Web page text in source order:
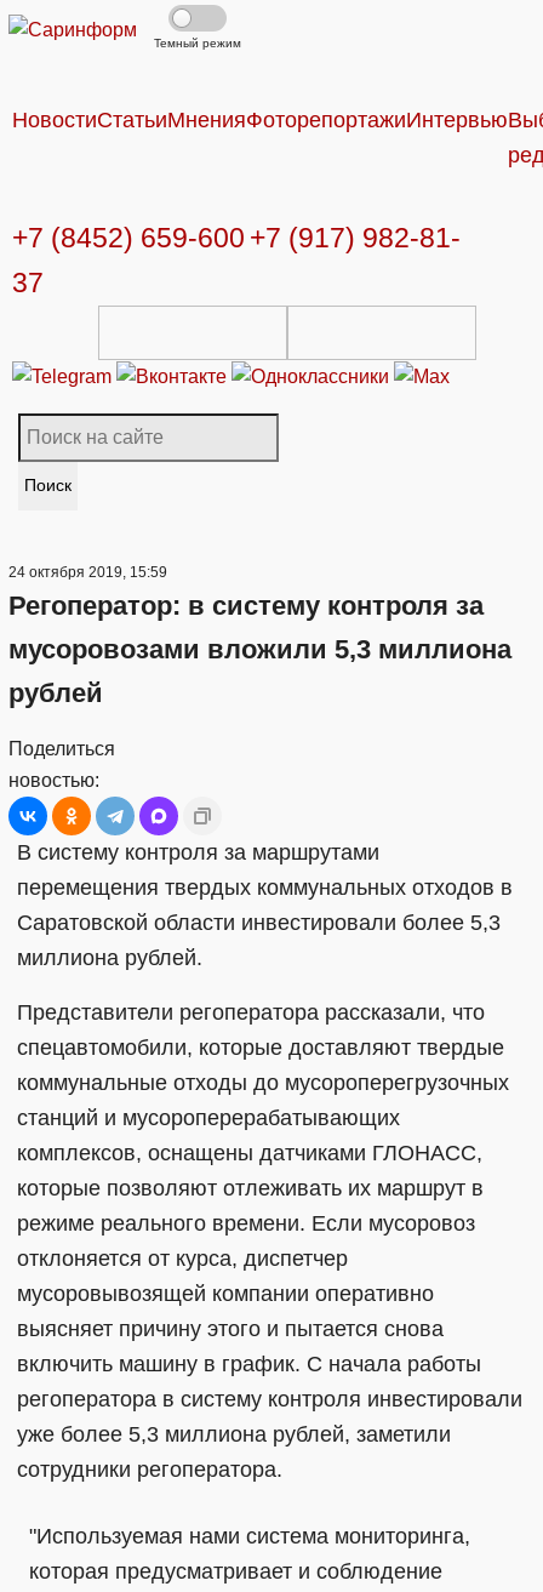
Темный режим
НовостиСтатьиМненияФоторепортажиИнтервью
+7 (8452) 659-600 +7 (917) 982-81-
37
Поиск
24 октября 2019, 15:59
Регоператор: в систему контроля за
мусоровозами вложили 5,3 миллиона
рублей
Поделиться
новостью:
В систему контроля за маршрутами
перемещения твердых коммунальных отходов в
Саратовской области инвестировали более 5,3
миллиона рублей.
Представители регоператора рассказали, что
спецавтомобили, которые доставляют твердые
коммунальные отходы до мусороперегрузочных
станций и мусороперерабатывающих
комплексов, оснащены датчиками ГЛОНАСС,
которые позволяют отлеживать их маршрут в
режиме реального времени. Если мусоровоз
отклоняется от курса, диспетчер
мусоровывозящей компании оперативно
выясняет причину этого и пытается снова
включить машину в график. С начала работы
регоператора в систему контроля инвестировали
уже более 5,3 миллиона рублей, заметили
сотрудники регоператора.
"Используемая нами система мониторинга,
которая предусматривает и соблюдение